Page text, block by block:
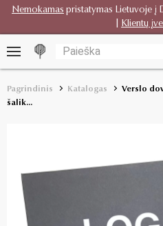
Nemokamas pristatymas Lietuvoje į
Klientų
Pagrindinis Katalogas
Verslo
šalik...